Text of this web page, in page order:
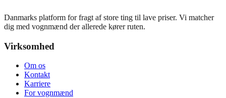
Danmarks platform for fragt af store ting til lave priser. Vi matcher
dig med vognmænd der allerede kører ruten.
Virksomhed
Om os
Kontakt
Karriere
For vognmænd